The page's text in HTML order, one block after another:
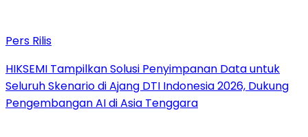
Pers Rilis
HIKSEMI Tampilkan Solusi Penyimpanan Data untuk
Seluruh Skenario di Ajang DTI Indonesia 2026, Dukung
Pengembangan AI di Asia Tenggara